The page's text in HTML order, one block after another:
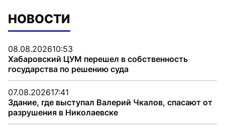
НОВОСТИ
08.08.202610:53
Хабаровский ЦУМ перешел в собственность
государства по решению суда
07.08.202617:41
Здание, где выступал Валерий Чкалов, спасают от
разрушения в Николаевске